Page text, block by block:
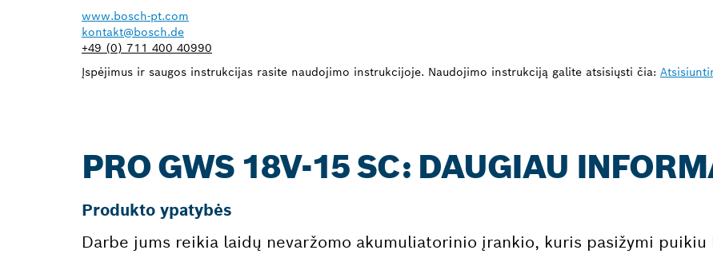
www.bosch-pt.com
kontakt@bosch.de
+49 (0) 711 400 40990
Įspėjimus ir saugos instrukcijas rasite naudojimo instrukcijoje. Naudojimo instrukciją galite atsisiųsti čia:
PRO GWS 18V-15 SC: DAUGIAU
Produkto ypatybės
Darbe jums reikia laidų nevaržomo akumuliatorinio įrankio, kuris pasižymi